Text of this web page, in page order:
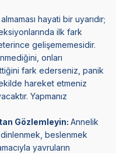
hayati bir uyarıdır;
ilk fark
gelişememesidir.
onları
fark ederseniz, panik
hareket etmeniz
Yapmanız
Gözlemleyin: Annelik
beslenmek
yavruların